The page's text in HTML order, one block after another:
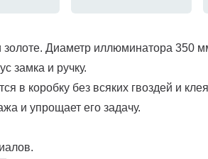
Диаметр иллюминатора 350
замка и ручку.
в коробку без всяких гвоздей и
и упрощает его задачу.